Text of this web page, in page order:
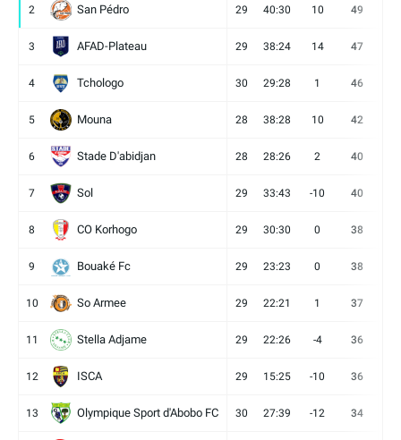
2 San Pédro 29 40:30 10 49
3 AFAD-Plateau 29 38:24 14 47
4 Tchologo 30 29:28 1 46
5 Mouna 28 38:28 10 42
6 Stade D'abidjan 28 28:26 2 40
7 Sol 29 33:43 -10 40
8 CO Korhogo 29 30:30 0 38
9 Bouaké Fc 29 23:23 0 38
10 So Armee 29 22:21 1 37
11 Stella Adjame 29 22:26 -4 36
12 ISCA 29 15:25 -10 36
13 Olympique Sport d'Abobo FC 30 27:39 -12 34